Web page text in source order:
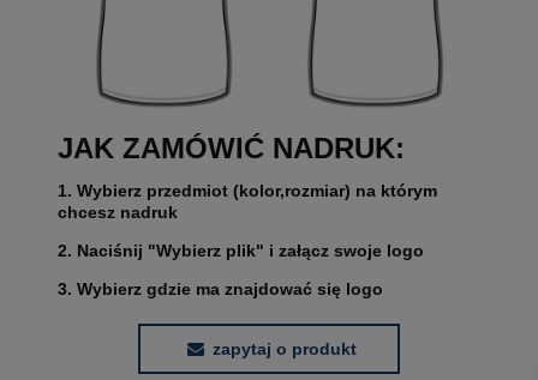
JAK ZAMÓWIĆ NADRUK:
1. Wybierz przedmiot (kolor,rozmiar) na którym
chcesz nadruk
2. Naciśnij "Wybierz plik" i załącz swoje logo
3. Wybierz gdzie ma znajdować się logo
zapytaj o produkt